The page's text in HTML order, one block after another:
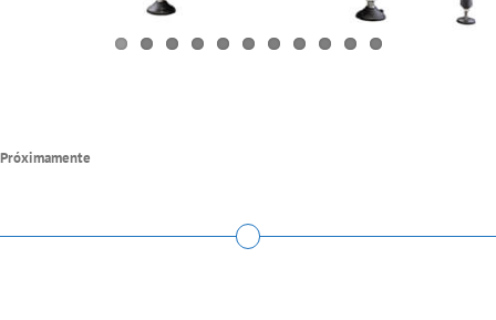
Próximamente